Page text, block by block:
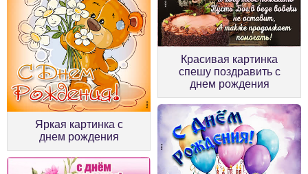
Яркая картинка с
днем рождения
Красивая картинка
спешу поздравить с
днем рождения